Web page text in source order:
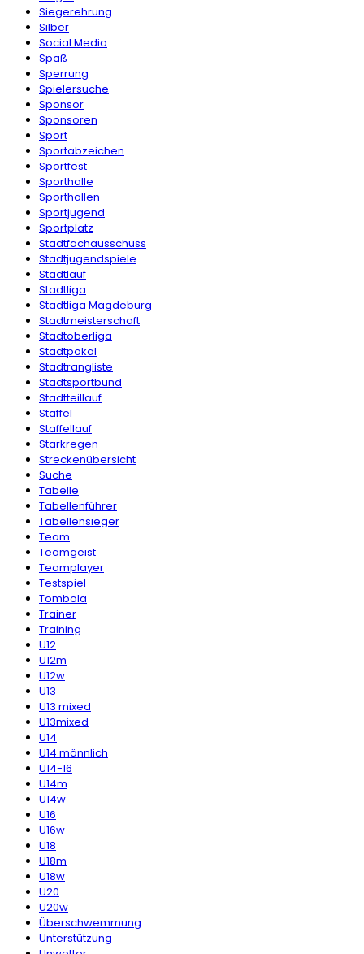
Siegerehrung
Silber
Social Media
Spaß
Sperrung
Spielersuche
Sponsor
Sponsoren
Sport
Sportabzeichen
Sportfest
Sporthalle
Sporthallen
Sportjugend
Sportplatz
Stadtfachausschuss
Stadtjugendspiele
Stadtlauf
Stadtliga
Stadtliga Magdeburg
Stadtmeisterschaft
Stadtoberliga
Stadtpokal
Stadtrangliste
Stadtsportbund
Stadtteillauf
Staffel
Staffellauf
Starkregen
Streckenübersicht
Suche
Tabelle
Tabellenführer
Tabellensieger
Team
Teamgeist
Teamplayer
Testspiel
Tombola
Trainer
Training
U12
U12m
U12w
U13
U13 mixed
U13mixed
U14
U14 männlich
U14-16
U14m
U14w
U16
U16w
U18
U18m
U18w
U20
U20w
Überschwemmung
Unterstützung